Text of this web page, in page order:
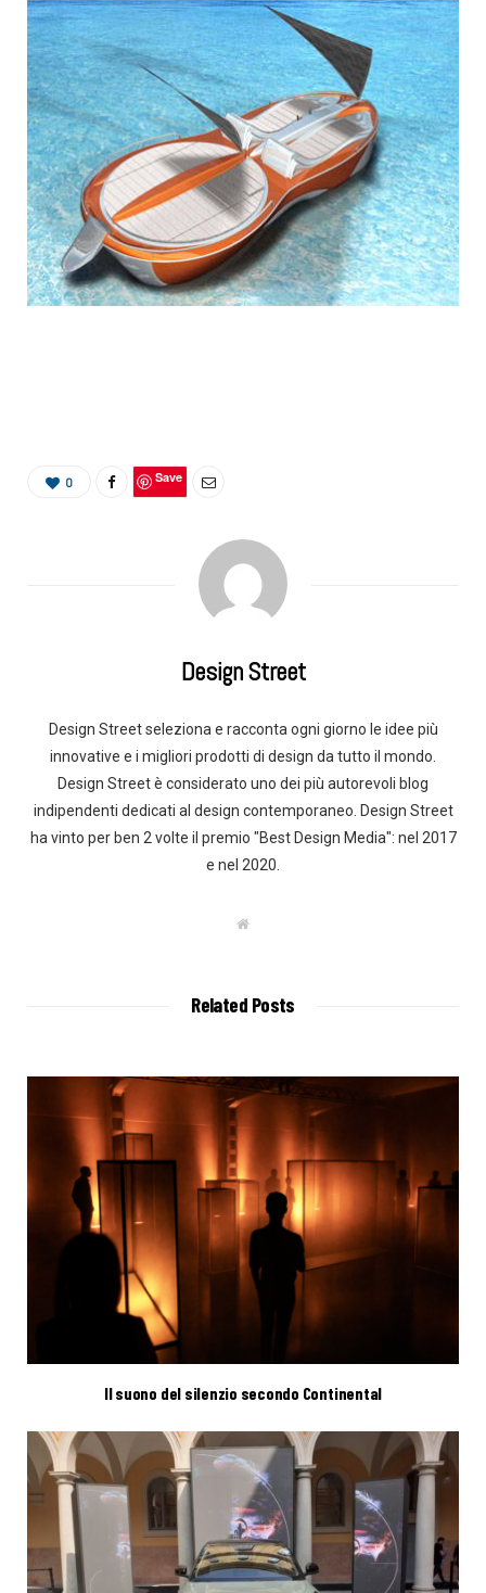
0 Save
Design Street
Design Street seleziona e racconta ogni giorno le idee più
innovative e i migliori prodotti di design da tutto il mondo.
Design Street è considerato uno dei più autorevoli blog
indipendenti dedicati al design contemporaneo. Design Street
ha vinto per ben 2 volte il premio "Best Design Media": nel 2017
e nel 2020.
W
Related Posts
Il suono del silenzio secondo Continental